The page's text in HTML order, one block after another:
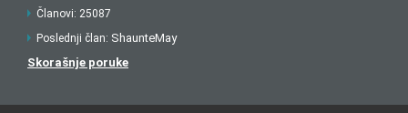
Članovi: 25087
Poslednji član: ShaunteMay
Skorašnje poruke